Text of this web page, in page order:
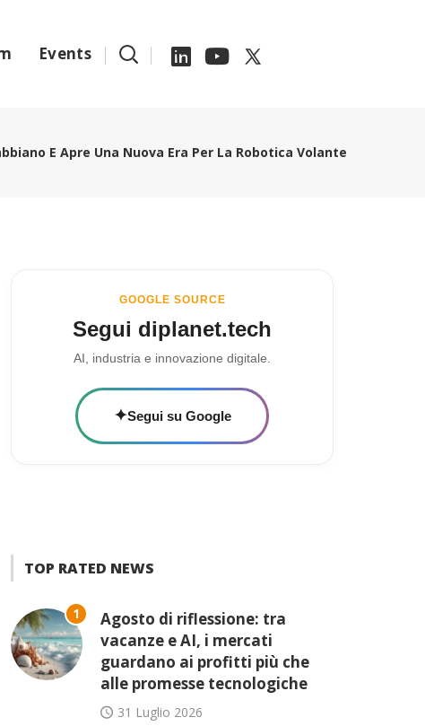
Events
E Apre Una Nuova Era Per La Robotica Volante
GOOGLE SOURCE
Segui diplanet.tech
AI, industria e innovazione digitale.
✦Segui su Google
TOP RATED NEWS
1
Agosto di riflessione: tra
vacanze e AI, i mercati
guardano ai profitti più che
alle promesse tecnologiche
31 Luglio 2026